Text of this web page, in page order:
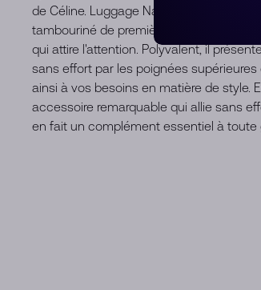
de Céline. Luggage Nano Tote dans
tambouriné de première qualité, ce sac
qui attire l'attention. Polyvalent, il
sans effort par les poignées
ainsi à vos besoins en matière de style.
accessoire remarquable qui allie sans
en fait un complément essentiel à toute